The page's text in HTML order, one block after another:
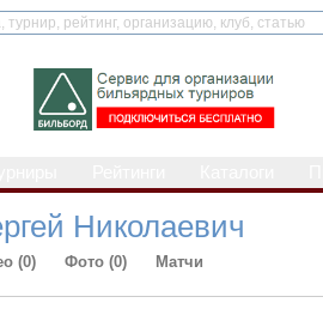
Николаевич
(0) Фото (0) Матчи